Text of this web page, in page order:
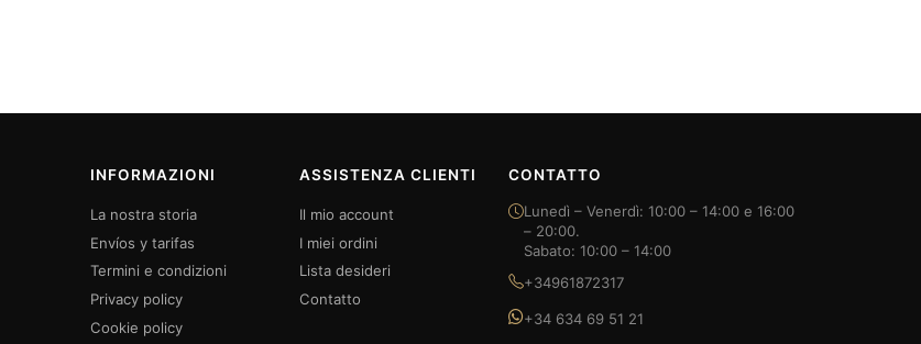
INFORMAZIONI
La nostra storia
Envíos y tarifas
Termini e condizioni
Privacy policy
Cookie policy
ASSISTENZA CLIENTI
Il mio account
I miei ordini
Lista desideri
Contatto
CONTATTO
Lunedì – Venerdì: 10:00 – 14:00 e 16:00
– 20:00.
Sabato: 10:00 – 14:00
+34961872317
+34 634 69 51 21